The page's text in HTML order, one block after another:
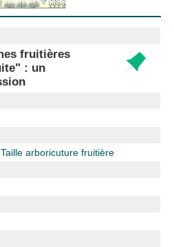
fruitières
: un
Taillearboricuture fruitière